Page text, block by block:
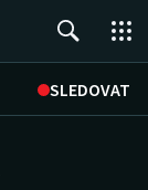
SLEDOVAT